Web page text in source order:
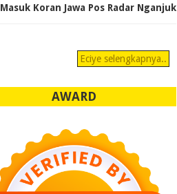
Masuk Koran Jawa Pos Radar Nganjuk
Eciye selengkapnya..
AWARD